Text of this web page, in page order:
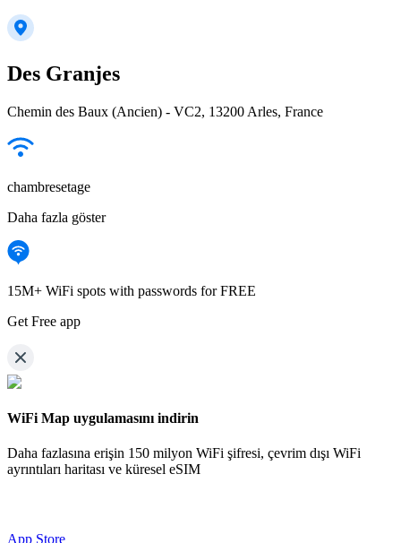
Des Granjes
Chemin des Baux (Ancien) - VC2, 13200 Arles, France
chambresetage
Daha fazla göster
15M+ WiFi spots with passwords for FREE
Get Free app
WiFi Map uygulamasını indirin
Daha fazlasına erişin 150 milyon WiFi şifresi, çevrim dışı WiFi
ayrıntıları haritası ve küresel eSIM
App Store